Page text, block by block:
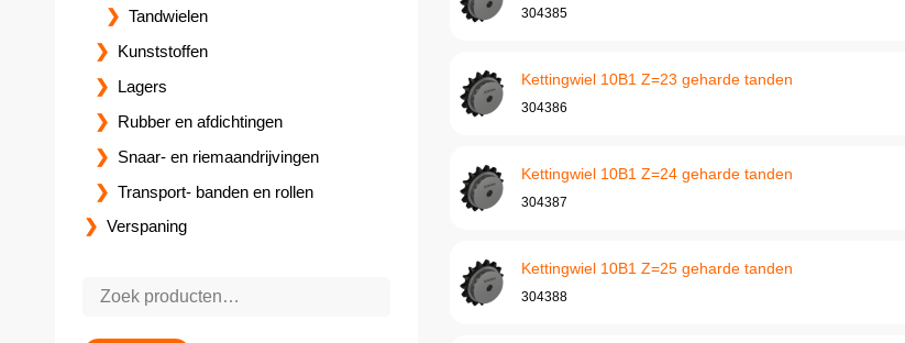
304385
Kettingwiel 10B1 Z=23 geharde tanden
304386
Kettingwiel 10B1 Z=24 geharde tanden
304387
Kettingwiel 10B1 Z=25 geharde tanden
304388
Tandwielen
Kunststoffen
Lagers
Rubber en afdichtingen
Snaar- en riemaandrijvingen
Transport- banden en rollen
Verspaning